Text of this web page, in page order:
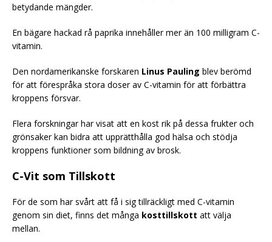
betydande mängder.
En bägare hackad rå paprika innehåller mer än 100 milligram C-
vitamin.
Den nordamerikanske forskaren Linus Pauling blev berömd
för att förespråka stora doser av C-vitamin för att förbättra
kroppens försvar.
Flera forskningar har visat att en kost rik på dessa frukter och
grönsaker kan bidra att upprätthålla god hälsa och stödja
kroppens funktioner som bildning av brosk.
C-Vit som Tillskott
För de som har svårt att få i sig tillräckligt med C-vitamin
genom sin diet, finns det många kosttillskott att välja
mellan.